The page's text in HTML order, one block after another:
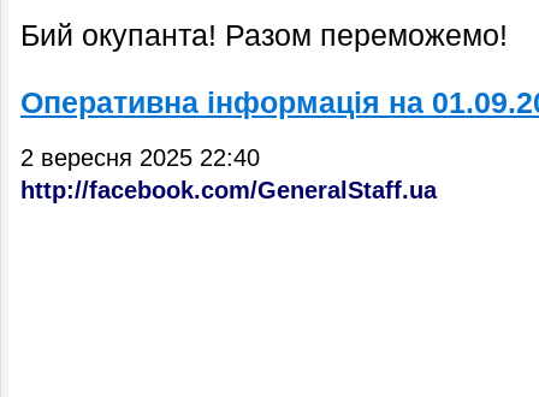
Бий окупанта! Разом переможемо!
Оперативна інформація на
2 вересня 2025 22:40
http://facebook.com/GeneralStaff.ua